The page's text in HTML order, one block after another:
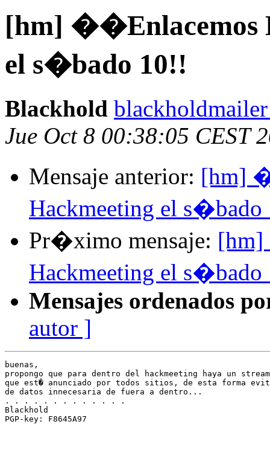
[hm] ��Enlacemos
el s�bado 10!!
Blackhold
Jue Oct 8 00:38:05 CEST
Mensaje anterior: [hm]
Hackmeeting el s�bado
Pr�ximo mensaje:
Hackmeeting el s�bado
Mensajes ordenados
autor ]
buenas,
propongo que para dentro del hackmeeting haya un
que est� anunciado por todos sitios, de esta forma
de datos innecesaria de fuera a dentro...
. . . . . . . . . . . . .
Blackhold
PGP-key: F8645A97